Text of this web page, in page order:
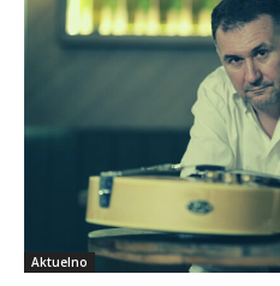
Aktuelno